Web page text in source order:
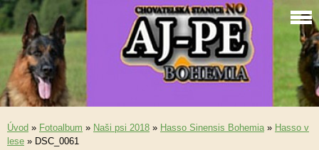
Úvod » Fotoalbum » Naši psi 2018 » Hasso Sinensis Bohemia» Hasso v
lese » DSC_0061